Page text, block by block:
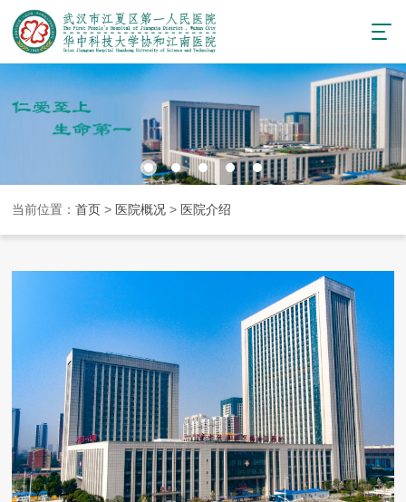
当前位置：首页 > 医院概况 > 医院介绍